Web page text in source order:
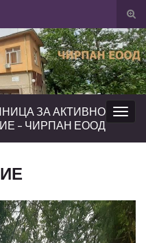
ЗА АКТИВНО
– ЧИРПАН ЕООД